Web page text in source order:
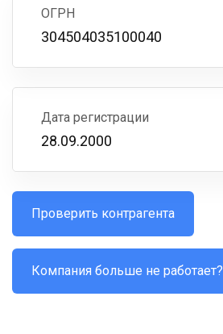
ОГРН
304504035100040
Дата регистрации
28.09.2000
Проверить контрагента
Компания больше не работает?